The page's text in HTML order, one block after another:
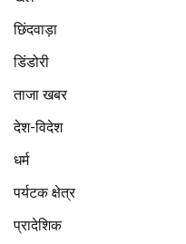
छिंदवाड़ा
डिंडोरी
ताजा खबर
देश-विदेश
धर्म
पर्यटक क्षेत्र
प्रादेशिक